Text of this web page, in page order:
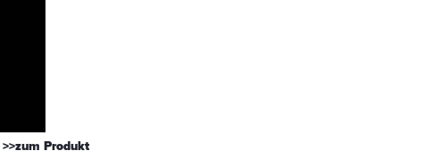
>>zum Produkt